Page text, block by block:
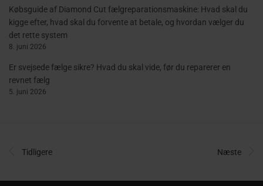
Købsguide af Diamond Cut fælgreparationsmaskine: Hvad skal du
kigge efter, hvad skal du forvente at betale, og hvordan vælger du
det rette system
8. juni 2026
Er svejsede fælge sikre? Hvad du skal vide, før du reparerer en
revnet fælg
5. juni 2026
Tidligere Næste